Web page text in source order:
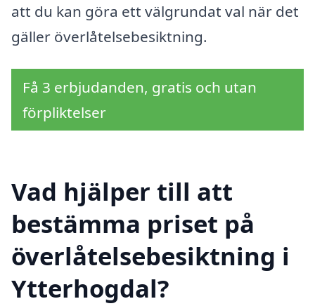
att du kan göra ett välgrundat val när det
gäller överlåtelsebesiktning.
Få 3 erbjudanden, gratis och utan
förpliktelser
Vad hjälper till att
bestämma priset på
överlåtelsebesiktning i
Ytterhogdal?